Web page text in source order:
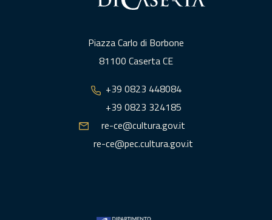
Piazza Carlo di Borbone
81100 Caserta CE
+39 0823 448084
+39 0823 324185
re-ce@cultura.gov.it
re-ce@pec.cultura.gov.it